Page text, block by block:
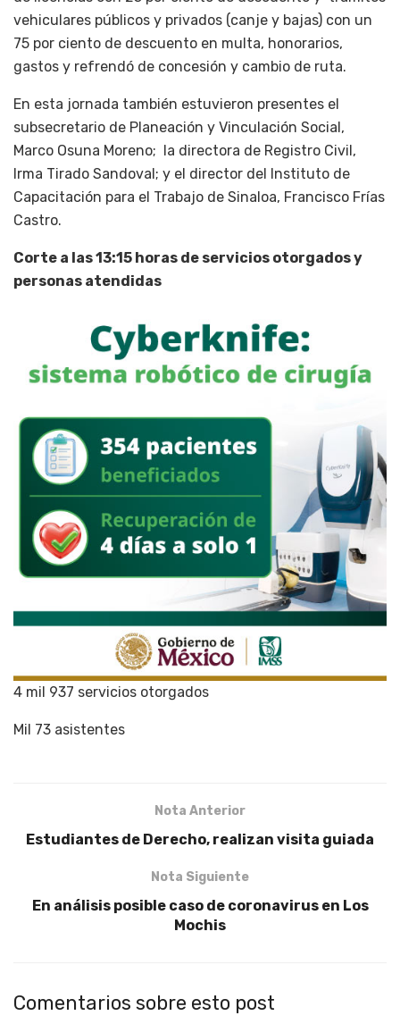
vehiculares públicos y privados (canje y bajas) con un
75 por ciento de descuento en multa, honorarios,
gastos y refrendó de concesión y cambio de ruta.
En esta jornada también estuvieron presentes el
subsecretario de Planeación y Vinculación Social,
Marco Osuna Moreno; la directora de Registro Civil,
Irma Tirado Sandoval; y el director del Instituto de
Capacitación para el Trabajo de Sinaloa, Francisco Frías
Castro.
Corte a las 13:15 horas de servicios otorgados y
personas atendidas
4 mil 937 servicios otorgados
Mil 73 asistentes
Nota Anterior
Estudiantes de Derecho, realizan visita guiada
Nota Siguiente
En análisis posible caso de coronavirus en Los
Mochis
Comentarios sobre esto post